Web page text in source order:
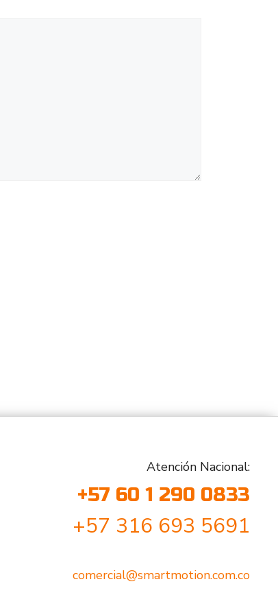
Atención Nacional:
+57 60 1 290 0833
+57 316 693 5691
comercial@smartmotion.com.co